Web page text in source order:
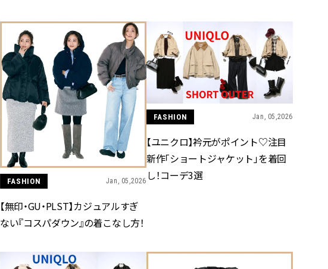
FASHION Jan, 05,2026
【無印・GU・PLST】カジュアルすぎ
ない『コスパダウン』の着こなし方！
FASHION Jan, 05,2026
【ユニクロ】衿元がポイント♡注目
新作「ショートジャケット」を着回
し！コーデ3選
忙しい毎日に「うるおいター
ボ」を。新【SOFINA BASIC＋】
のお手入れでうるおってなめら
かな肌を目指す | CLASSY.[クラッ
シィ]
BEAUTY Aug, 7, 2026
冷房・紫外線etc...「夏の隠れ乾
燥」を防ぐ【ベタつかない名品
クリーム】3選＜30代のベストコ
スメ＞ | CLASSY.[クラッシィ]
BEAUTY Nov, 17, 2025
り直しできない・皮むけしやす
いetc.悩みをクリア | CLASSY.[ク
ラッシィ]
「トゥギャザ
目 | CLASSY.[
ング４選】ラ
ます！ |